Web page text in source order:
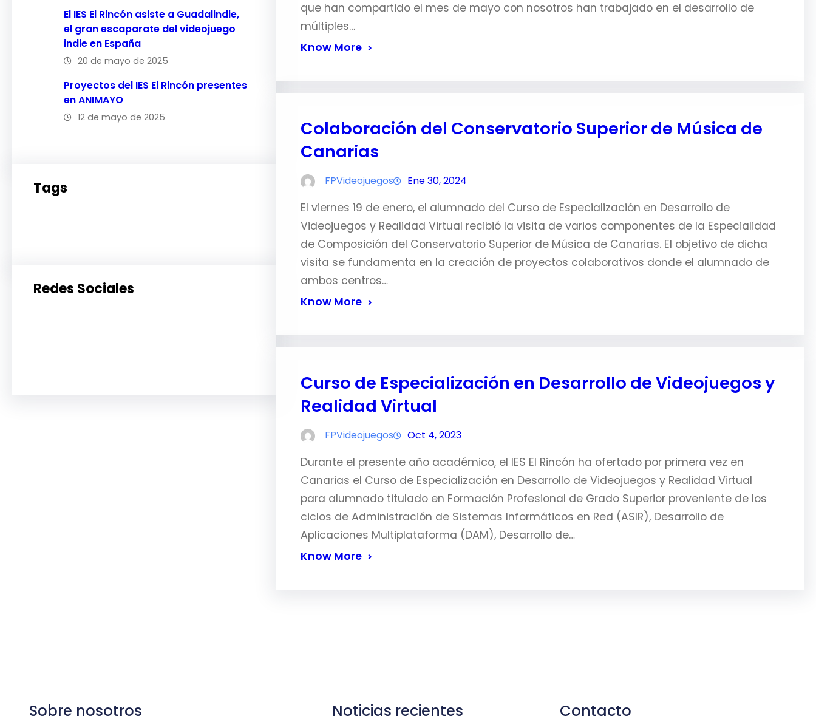
El IES El Rincón asiste a Guadalindie,
el gran escaparate del videojuego
indie en España
20 de mayo de 2025
Proyectos del IES El Rincón presentes
en ANIMAYO
12 de mayo de 2025
Tags
Redes Sociales
que han compartido el mes de mayo con nosotros han trabajado en el desarrollo de
múltiples…
Know More
Colaboración del Conservatorio Superior de Música de
Canarias
FPVideojuegos Ene 30, 2024
El viernes 19 de enero, el alumnado del Curso de Especialización en Desarrollo de
Videojuegos y Realidad Virtual recibió la visita de varios componentes de la Especialidad
de Composición del Conservatorio Superior de Música de Canarias. El objetivo de dicha
visita se fundamenta en la creación de proyectos colaborativos donde el alumnado de
ambos centros…
Know More
Curso de Especialización en Desarrollo de Videojuegos y
Realidad Virtual
FPVideojuegos Oct 4, 2023
Durante el presente año académico, el IES El Rincón ha ofertado por primera vez en
Canarias el Curso de Especialización en Desarrollo de Videojuegos y Realidad Virtual
para alumnado titulado en Formación Profesional de Grado Superior proveniente de los
ciclos de Administración de Sistemas Informáticos en Red (ASIR), Desarrollo de
Aplicaciones Multiplataforma (DAM), Desarrollo de…
Know More
Sobre nosotros Noticias recientes Contacto